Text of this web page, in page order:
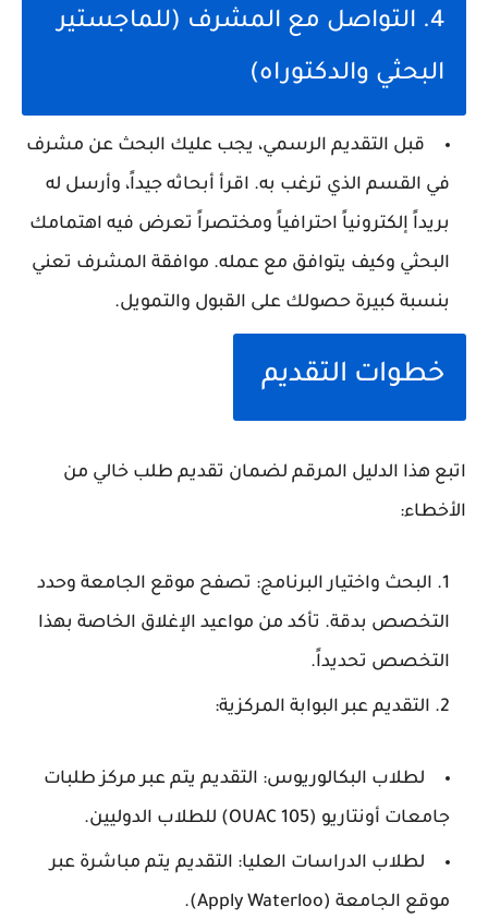
4. التواصل مع المشرف (للماجستير
البحثي والدكتوراه)
قبل التقديم الرسمي، يجب عليك البحث عن مشرف
في القسم الذي ترغب به. اقرأ أبحاثه جيداً، وأرسل له
بريداً إلكترونياً احترافياً ومختصراً تعرض فيه اهتمامك
البحثي وكيف يتوافق مع عمله. موافقة المشرف تعني
بنسبة كبيرة حصولك على القبول والتمويل.
خطوات التقديم
اتبع هذا الدليل المرقم لضمان تقديم طلب خالي من
الأخطاء:
البحث واختيار البرنامج: تصفح موقع الجامعة وحدد
التخصص بدقة. تأكد من مواعيد الإغلاق الخاصة بهذا
التخصص تحديداً.
التقديم عبر البوابة المركزية:
لطلاب البكالوريوس: التقديم يتم عبر مركز طلبات
جامعات أونتاريو (OUAC 105) للطلاب الدوليين.
لطلاب الدراسات العليا: التقديم يتم مباشرة عبر
موقع الجامعة (Apply Waterloo).